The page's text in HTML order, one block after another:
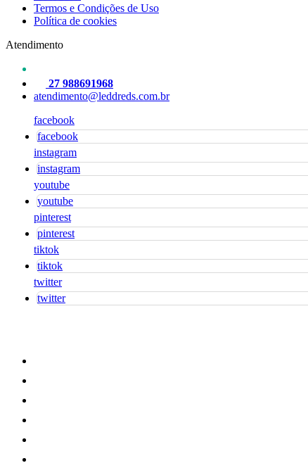
Termos e Condições de Uso
Política de cookies
Atendimento
27 988691968
atendimento@leddreds.com.br
facebook
facebook
instagram
instagram
youtube
youtube
pinterest
pinterest
tiktok
tiktok
twitter
twitter